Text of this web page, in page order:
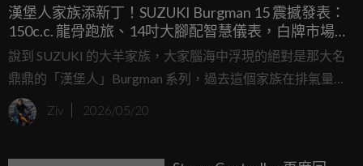
漢堡人家族添新丁！SUZUKI Burgman 15 震撼發表：
150c.c. 龍骨跑旅、14吋大腳配智慧儀表，白牌市場又
一黑馬？
說到 SUZUKI 的大羊家族，大家腦海中浮現的絕對是那大名
鼎鼎的「漢堡人」Burgman 系列，過去這個家族在排氣量上
分工相當明確，從入門的 125、白牌頂點的 200，一路到黃紅
牌的 400 與 650，各自有死忠的擁護者。
Ziv 2026/05/20